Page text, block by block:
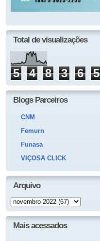
Total de visualizações
5 4 8 3 6 5
Blogs Parceiros
CNM
Femurn
Funasa
VIÇOSA CLICK
Arquivo
Mais acessados